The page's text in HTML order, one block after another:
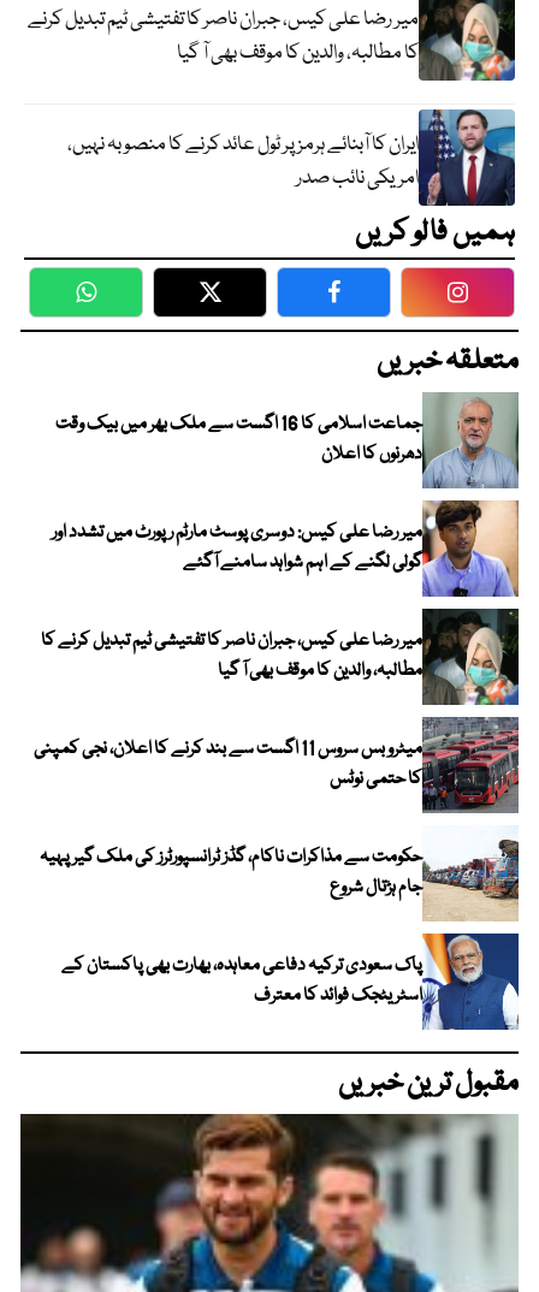
میر رضا علی کیس، جبران ناصر کا تفتیشی ٹیم تبدیل کرنے
کا مطالبہ، والدین کا موقف بھی آ گیا
ایران کا آبنائے ہرمز پر ٹول عائد کرنے کا منصوبہ نہیں،
امریکی نائب صدر
ہمیں فالو کریں
WhatsApp Twitter Facebook
متعلقہ خبریں
جماعت اسلامی کا 16 اگست سے ملک بھر میں بیک وقت
دھرنوں کا اعلان
میر رضا علی کیس: دوسری پوسٹ مارٹم رپورٹ میں تشدد اور
گولی لگنے کے اہم شواہد سامنے آگئے
میر رضا علی کیس، جبران ناصر کا تفتیشی ٹیم تبدیل کرنے کا
مطالبہ، والدین کا موقف بھی آ گیا
میٹرو بس سروس 11 اگست سے بند کرنے کا اعلان، نجی کمپنی
کا حتمی نوٹس
حکومت سے مذاکرات ناکام، گڈز ٹرانسپورٹرز کی ملک گیر پہیہ
جام ہڑتال شروع
پاک سعودی ترکیہ دفاعی معاہدہ، بھارت بھی پاکستان کے
اسٹریٹجک فوائد کا معترف
مقبول ترین خبریں